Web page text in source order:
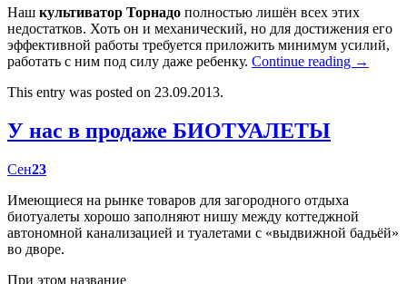
Наш культиватор Торнадо полностью лишён всех этих
недостатков. Хоть он и механический, но для достижения его
эффективной работы требуется приложить минимум усилий,
работать с ним под силу даже ребенку. Continue reading →
This entry was posted on 23.09.2013.
У нас в продаже БИОТУАЛЕТЫ
Сен23
Имеющиеся на рынке товаров для загородного отдыха
биотуалеты хорошо заполняют нишу между коттеджной
автономной канализацией и туалетами с «выдвижной бадьёй»
во дворе.
При этом название